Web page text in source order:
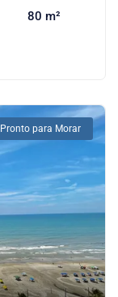
80 m²
Pronto para Morar